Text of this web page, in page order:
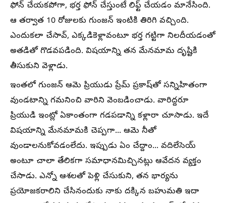
ఫోన్ చేయకపోగా, భర్త ఫోన్ చేస్తుంటే లిఫ్ట్ చేయడం మానేసింది.
ఆ తర్వాత 10 రోజులకు గుంజన్ ఇంటికి తిరిగి వచ్చింది.
ఎందుకలా చేసావ్, ఎక్కడికెళ్లావంటూ భర్త గట్టిగా నిలదీయడంతో
అతడితో గొడవపడింది. విషయాన్ని తన మేనమామ దృష్టికి
తీసుకుని వెళ్లాడు.
ఇంతలో గుంజన్ ఆమె ప్రియుడు ప్రేమ్ ప్రకాష్‌తో సన్నిహితంగా
వుండటాన్ని గమనించి వారిని వెంబడించాడు. వారిద్దరూ
ప్రియుడి ఇంట్లో ఏకాంతంగా గడపడాన్ని కళ్లారా చూసాడు. ఇదే
విషయాన్ని మేనమామకి చెప్పగా... ఆమె నీతో
వుండాలనుకోవడంలేదు. ఇప్పుడు ఏం చేద్దాం... వదిలేసెయ్
అంటూ చాలా తేలికగా సమాధానమిచ్చినట్లు ఆవేదన వ్యక్తం
చేసాడు. ఎన్నో ఆశలతో పెళ్లి చేసుకుని, తన భార్యను
ప్రయోజకరాలిని చేసినందుకు నాకు దక్కిన బహుమతి ఇదా